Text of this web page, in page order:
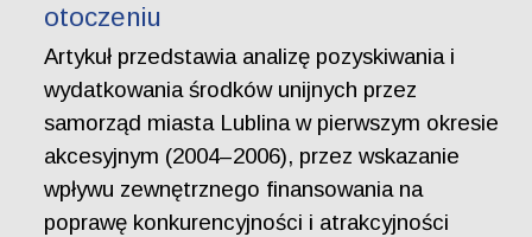
otoczeniu
Artykuł przedstawia analizę pozyskiwania i
wydatkowania środków unijnych przez
samorząd miasta Lublina w pierwszym okresie
akcesyjnym (2004–2006), przez wskazanie
wpływu zewnętrznego finansowania na
poprawę konkurencyjności i atrakcyjności